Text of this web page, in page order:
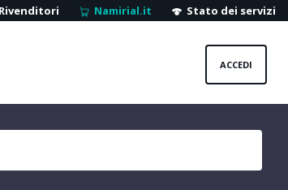
Rivenditori Namirial.it Stato dei servizi
ACCEDI